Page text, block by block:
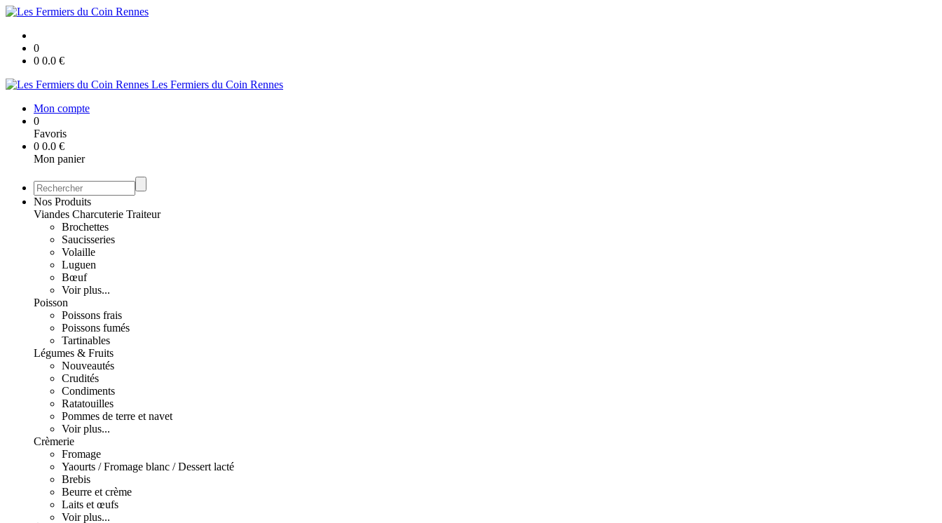
0
0 0.0 €
Les Fermiers du Coin Rennes
Mon compte
0
Favoris
0 0.0 €
Mon panier
Nos Produits
Viandes Charcuterie Traiteur
Brochettes
Saucisseries
Volaille
Luguen
Bœuf
Voir plus...
Poisson
Poissons frais
Poissons fumés
Tartinables
Légumes & Fruits
Nouveautés
Crudités
Condiments
Ratatouilles
Pommes de terre et navet
Voir plus...
Crèmerie
Fromage
Yaourts / Fromage blanc / Dessert lacté
Brebis
Beurre et crème
Laits et œufs
Voir plus...